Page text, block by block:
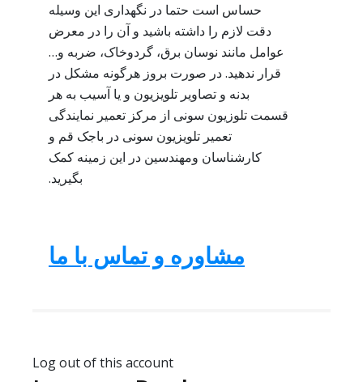
حساس است حتما در نگهداری این وسیله
دقت لازم را داشته باشید و آن را در معرض
عوامل مانند نوسان برق، گردوخاک، ضربه و…
قرار ندهید. در صورت بروز هرگونه مشکل در
بدنه و تصاویر تلویزیون و یا آسیب به هر
قسمت تلوزیون سونی از مرکز تعمیر نمایندگی
تعمیر تلویزیون سونی در باجک قم و
کارشناسان ومهندسین در این زمینه کمک
بگیرید.
مشاوره و تماس با ما
Log out of this account